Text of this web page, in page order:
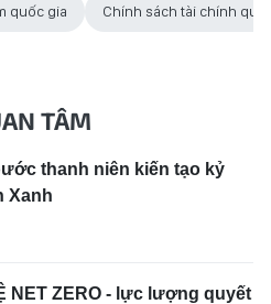
quốc gia Chính sách tài chính
TÂM
thanh niên kiến tạo kỷ
Xanh
NET ZERO - lực lượng quyết